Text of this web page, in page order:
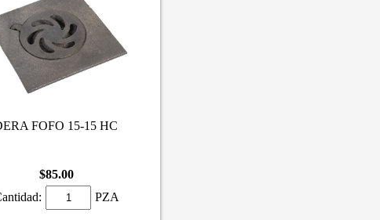
FOFO 15-15 HC
$85.00
PZA